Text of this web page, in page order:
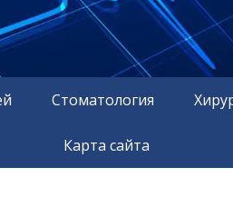
Стоматология
Карта сайта